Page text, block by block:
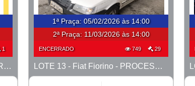
1
LOTE 12 - 2 Ônibus Coletivos - PROCESSO 0010148-76.2020-1ª CONT.
1ª Praça:05/02/2026 às 14:00
2ª Praça: 11/03/2026 às 14:00
ENCERRADO 749 29
LOTE 13 - Fiat Fiorino - PROCESSO 0011072-82.2023-1ª CONT.